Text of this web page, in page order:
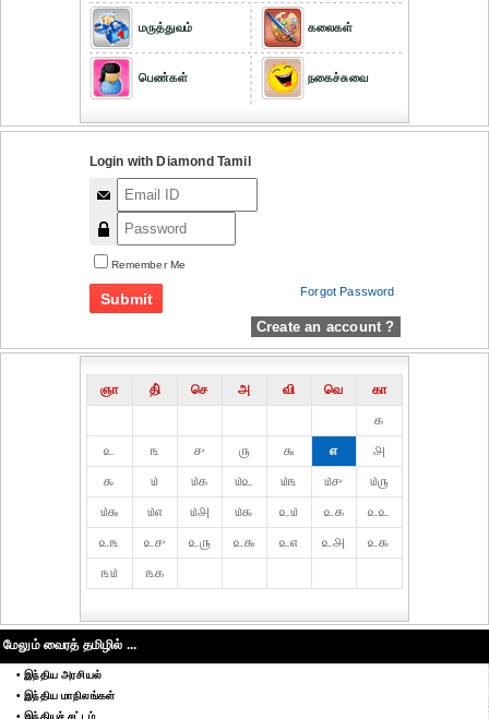
மருத்துவம்
பெண்கள்
கலைகள்
நகைச்சுவை
Login with Diamond Tamil
Remember Me
Forgot Password
Create an account ?
ஞா தி் செ அ வி வெ
கா
௧
௨
௩ ௪ ௫ ௬ ௭
௮
௯
௰ ௰௧ ௰௨ ௰௩ ௰௪
௰௫
௰௬
௰௭ ௰௮ ௰௯ ௨௰ ௨௧
௨௨
௨௩
௨௪ ௨௫ ௨௬ ௨௭ ௨௮
௨௯
௩௰
௩௧
மேலும் வைரத் தமிழில் ...
• இந்திய அரசியல்
• இந்திய மாநிலங்கள்
• இந்தியச் சட்டம்